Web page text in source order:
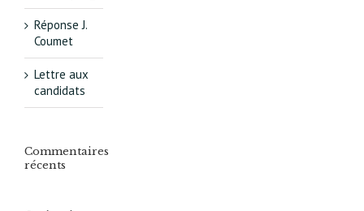
Réponse J.
Coumet
Lettre aux
candidats
Commentaires
récents